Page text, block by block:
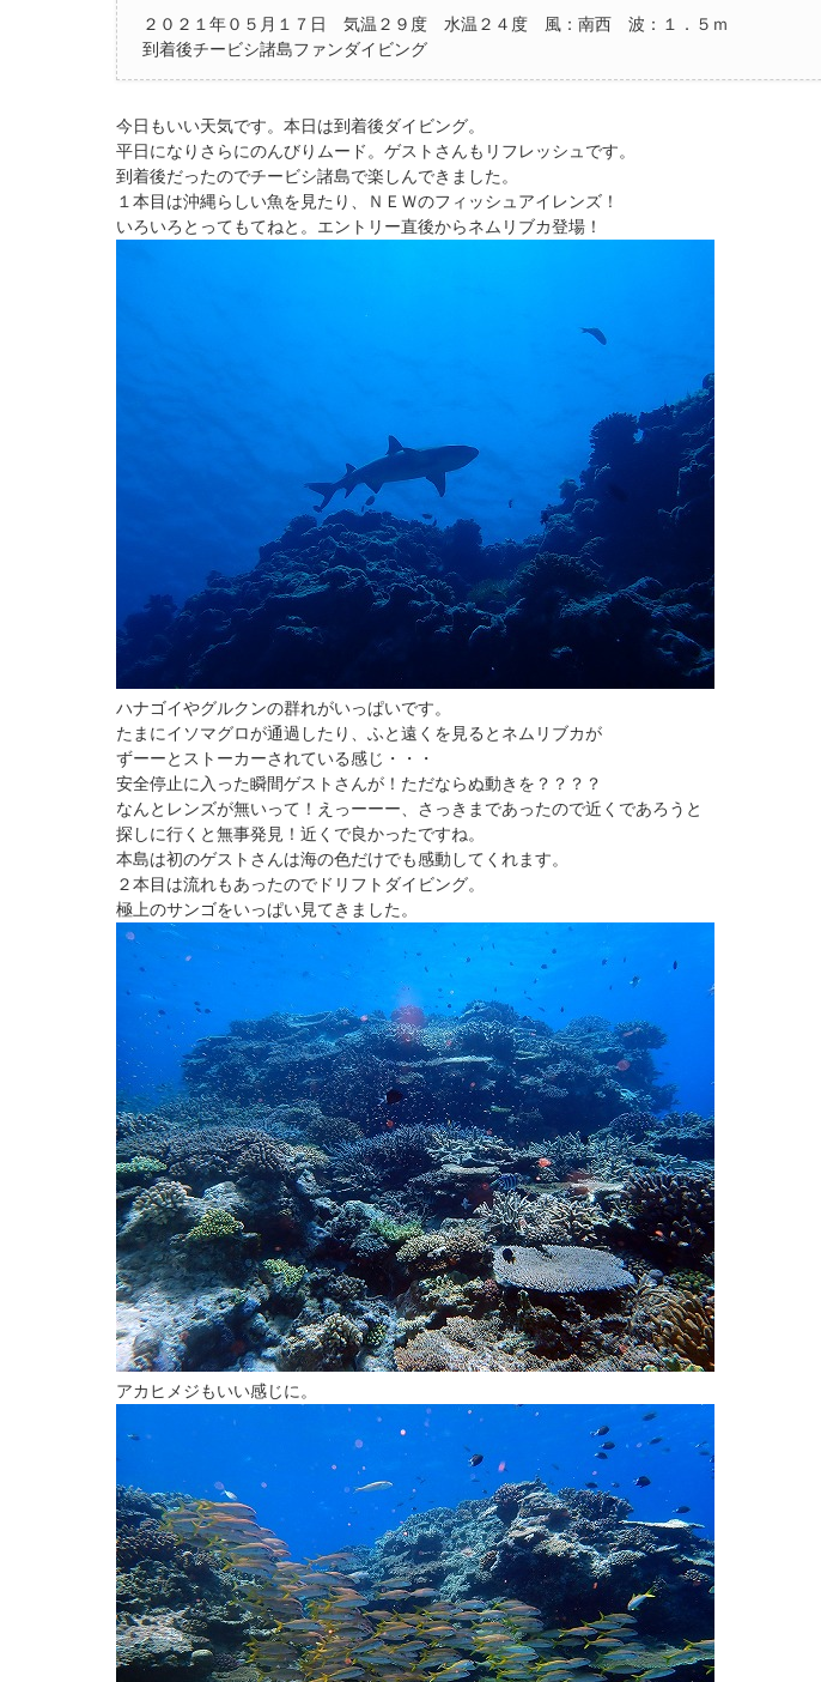
２０２１年０５月１７日 気温２９度 水温２４度 風：南西 波：１．５ｍ
到着後チービシ諸島ファンダイビング
今日もいい天気です。本日は到着後ダイビング。
平日になりさらにのんびりムード。ゲストさんもリフレッシュです。
到着後だったのでチービシ諸島で楽しんできました。
１本目は沖縄らしい魚を見たり、ＮＥＷのフィッシュアイレンズ！
いろいろとってもてねと。エントリー直後からネムリブカ登場！
ハナゴイやグルクンの群れがいっぱいです。
たまにイソマグロが通過したり、ふと遠くを見るとネムリブカが
ずーーとストーカーされている感じ・・・
安全停止に入った瞬間ゲストさんが！ただならぬ動きを？？？？
なんとレンズが無いって！えっーーー、さっきまであったので近くであろうと
探しに行くと無事発見！近くで良かったですね。
本島は初のゲストさんは海の色だけでも感動してくれます。
２本目は流れもあったのでドリフトダイビング。
極上のサンゴをいっぱい見てきました。
アカヒメジもいい感じに。